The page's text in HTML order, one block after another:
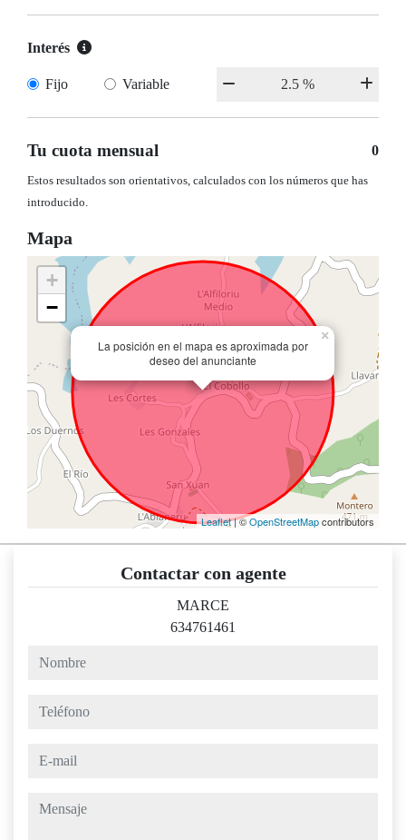
Interés
Fijo Variable
Tu cuota mensual 0
Estos resultados son orientativos, calculados con los números que has
introducido.
Mapa
La posición en el mapa es aproximada por
deseo del anunciante
×
+
−
Leaflet| ©OpenStreetMapcontributors
Contactar con agente
MARCE
634761461
nombre
teléfono
e-mail
mensaje